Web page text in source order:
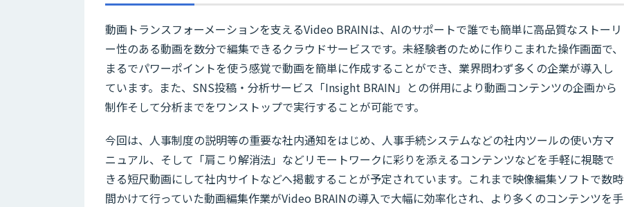
動画トランスフォーメーションを支えるVideo BRAINは、AIのサポートで誰でも簡単に高品質なストーリ
ー性のある動画を数分で編集できるクラウドサービスです。未経験者のために作りこまれた操作画面で、
まるでパワーポイントを使う感覚で動画を簡単に作成することができ、業界問わず多くの企業が導入し
ています。また、SNS投稿・分析サービス「Insight BRAIN」との併用により動画コンテンツの企画から
制作そして分析までをワンストップで実行することが可能です。
今回は、人事制度の説明等の重要な社内通知をはじめ、人事手続システムなどの社内ツールの使い方マ
ニュアル、そして「肩こり解消法」などリモートワークに彩りを添えるコンテンツなどを手軽に視聴で
きる短尺動画にして社内サイトなどへ掲載することが予定されています。これまで映像編集ソフトで数時
間かけて行っていた動画編集作業がVideo BRAINの導入で大幅に効率化され、より多くのコンテンツを手